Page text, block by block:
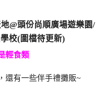
輕食類
還有一些伴手禮攤販~